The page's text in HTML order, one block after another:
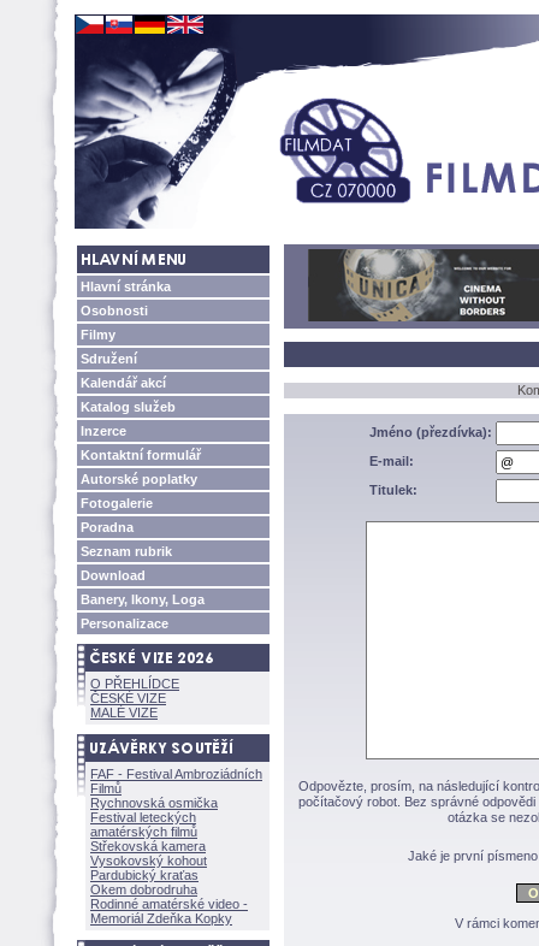
Hlavní stránka
Osobnosti
Filmy
Sdružení
Kalendář akcí
Katalog služeb
Inzerce
Kontaktní formulář
Autorské poplatky
Fotogalerie
Poradna
Seznam rubrik
Download
Banery, Ikony, Loga
Personalizace
O PŘEHLÍDCE
ČESKÉ VIZE
MALÉ VIZE
FAF - Festival Ambroziádních
Filmů
Rychnovská osmička
Festival leteckých
amatérských filmů
Střekovská kamera
Vysokovský kohout
Pardubický kraťas
Okem dobrodruha
Rodinné amatérské video -
Memoriál Zdeňka Kopky
Jméno (přezdívka):
E-mail:
Titulek:
Odpovězte, prosím, na následující
počítačový robot. Bez správné
otázka se
Jaké je první
V rámci